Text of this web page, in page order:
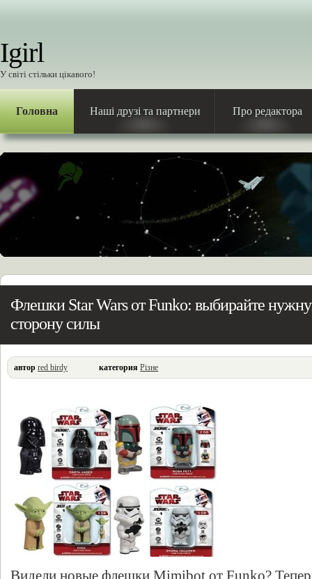
Igirl
У світі стільки цікавого!
Головна Наші друзі та партнери Про редактора
Флешки Star Wars от Funko: выбирайте
сторону силы
автор red birdy категория Різне
Видели новые флешки Mimibot от Funko?